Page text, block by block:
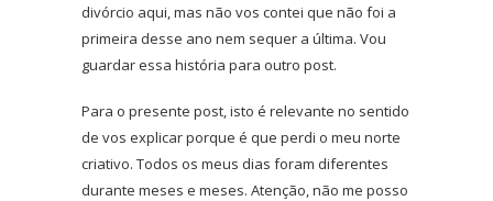
divórcio aqui, mas não vos contei que não foi a
primeira desse ano nem sequer a última. Vou
guardar essa história para outro post.
Para o presente post, isto é relevante no sentido
de vos explicar porque é que perdi o meu norte
criativo. Todos os meus dias foram diferentes
durante meses e meses. Atenção, não me posso